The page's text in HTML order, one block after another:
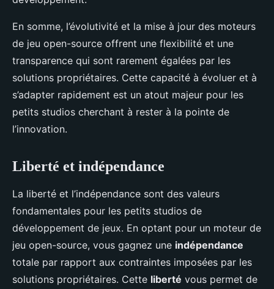
En somme, l’évolutivité et la mise à jour des moteurs
de jeu open-source offrent une flexibilité et une
transparence qui sont rarement égalées par les
solutions propriétaires. Cette capacité à évoluer et à
s’adapter rapidement est un atout majeur pour les
petits studios cherchant à rester à la pointe de
l’innovation.
Liberté et indépendance
La liberté et l’indépendance sont des valeurs
fondamentales pour les petits studios de
développement de jeux. En optant pour un moteur de
jeu open-source, vous gagnez une indépendance
totale par rapport aux contraintes imposées par les
solutions propriétaires. Cette liberté vous permet de